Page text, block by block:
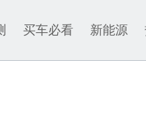
买车必看 新能源